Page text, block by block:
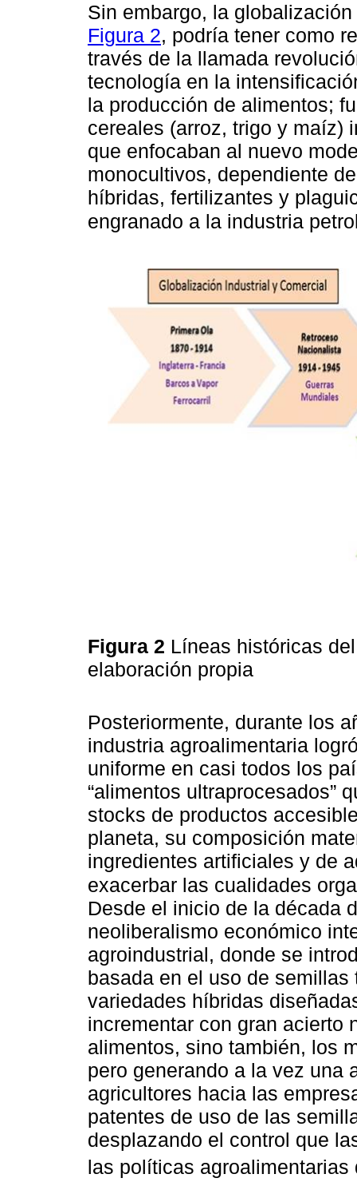
Sin embargo, la
Figura 2, podría tener como
través de la llamada
tecnología en la
la producción de alimentos;
cereales (arroz, trigo y maíz)
que enfocaban al nuevo
monocultivos, dependiente
híbridas, fertilizantes y
engranado a la industria
Figura 2 Líneas históricas
elaboración propia
Posteriormente, durante los
industria agroalimentaria
uniforme en casi todos los
“alimentos ultraprocesados”
stocks de productos
planeta, su composición
ingredientes artificiales y de
exacerbar las cualidades
Desde el inicio de la década
neoliberalismo económico
agroindustrial, donde se
basada en el uso de
variedades híbridas
incrementar con gran acierto
alimentos, sino también, los
pero generando a la vez una
agricultores hacia las
patentes de uso de las
desplazando el control que
las políticas